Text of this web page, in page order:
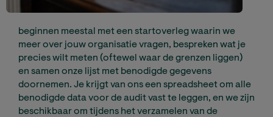
beginnen meestal met een startoverleg waarin we
meer over jouw organisatie vragen, bespreken wat je
precies wilt meten (oftewel waar de grenzen liggen)
en samen onze lijst met benodigde gegevens
doornemen. Je krijgt van ons een spreadsheet om alle
benodigde data voor de audit vast te leggen, en we zijn
beschikbaar om tijdens het verzamelen van de